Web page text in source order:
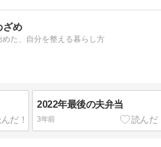
ざめ
めた、自分を整える暮らし方
2022年最後の夫弁当
3年前